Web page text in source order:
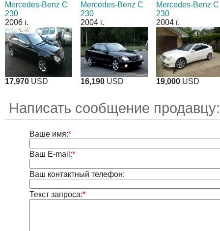
Mercedes-Benz C
230
2006 г.
17,970 USD
Mercedes-Benz C
230
2004 г.
16,190 USD
Mercedes-Benz C
230
2004 г.
19,000 USD
Написать сообщение
Ваше имя:*
Ваш E-mail:*
Ваш контактный телефон:
Текст запроса:*